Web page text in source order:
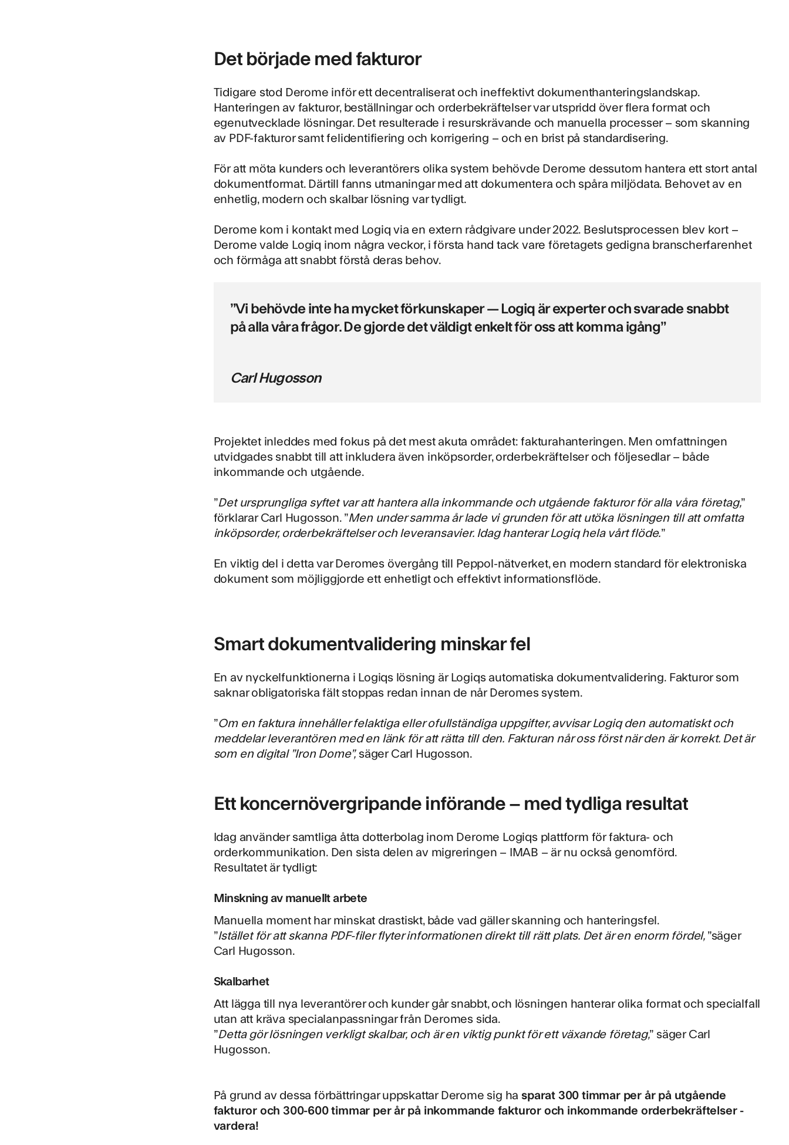
Det började med fakturor
Tidigare stod Derome inför ett decentraliserat och ineffektivt dokumenthanteringslandskap.
Hanteringen av fakturor, beställningar och orderbekräftelser var utspridd över flera format och
egenutvecklade lösningar. Det resulterade i resurskrävande och manuella processer – som skanning
av PDF-fakturor samt felidentifiering och korrigering – och en brist på standardisering.
För att möta kunders och leverantörers olika system behövde Derome dessutom hantera ett stort antal
dokumentformat. Därtill fanns utmaningar med att dokumentera och spåra miljödata. Behovet av en
enhetlig, modern och skalbar lösning var tydligt.
Derome kom i kontakt med Logiq via en extern rådgivare under 2022. Beslutsprocessen blev kort –
Derome valde Logiq inom några veckor, i första hand tack vare företagets gedigna branscherfarenhet
och förmåga att snabbt förstå deras behov.
”Vi behövde inte ha mycket förkunskaper — Logiq är experter och svarade snabbt
på alla våra frågor. De gjorde det väldigt enkelt för oss att komma igång”
Carl Hugosson
Projektet inleddes med fokus på det mest akuta området: fakturahanteringen. Men omfattningen
utvidgades snabbt till att inkludera även inköpsorder, orderbekräftelser och följesedlar – både
inkommande och utgående.
”Det ursprungliga syftet var att hantera alla inkommande och utgående fakturor för alla våra företag,”
förklarar Carl Hugosson. ”Men under samma år lade vi grunden för att utöka lösningen till att omfatta
inköpsorder, orderbekräftelser och leveransavier. Idag hanterar Logiq hela vårt flöde.”
En viktig del i detta var Deromes övergång till Peppol-nätverket, en modern standard för elektroniska
dokument som möjliggjorde ett enhetligt och effektivt informationsflöde.
Smart dokumentvalidering minskar fel
En av nyckelfunktionerna i Logiqs lösning ärLogiqs automatiska dokumentvalidering. Fakturor som
saknar obligatoriska fält stoppas redan innan de når Deromes system.
”Om en faktura innehåller felaktiga eller ofullständiga uppgifter, avvisar Logiq den automatiskt och
meddelar leverantören med en länk för att rätta till den. Fakturan når oss först när den är korrekt. Det är
som en digital ”Iron Dome”,säger Carl Hugosson.
Ett koncernövergripande införande – med tydliga resultat
Idag använder samtliga åtta dotterbolag inom Derome Logiqs plattform för faktura- och
orderkommunikation. Den sista delen av migreringen – IMAB – är nu också genomförd.
Resultatet är tydligt:
Minskning av manuellt arbete
Manuella moment har minskat drastiskt, både vad gäller skanning och hanteringsfel.
”Istället för att skanna PDF-filer flyter informationen direkt till rätt plats. Det är en enorm fördel,”säger
Carl Hugosson.
Skalbarhet
Att lägga till nya leverantörer och kunder går snabbt, och lösningen hanterar olika format och specialfall
utan att kräva specialanpassningar från Deromes sida.
”Detta gör lösningen verkligt skalbar, och är en viktig punkt för ett växande företag,” säger Carl
Hugosson.
På grund av dessa förbättringar uppskattar Derome sig hasparat 300 timmar per år på utgående
fakturor och 300-600 timmar per år på inkommande fakturor och inkommande orderbekräftelser -
vardera!